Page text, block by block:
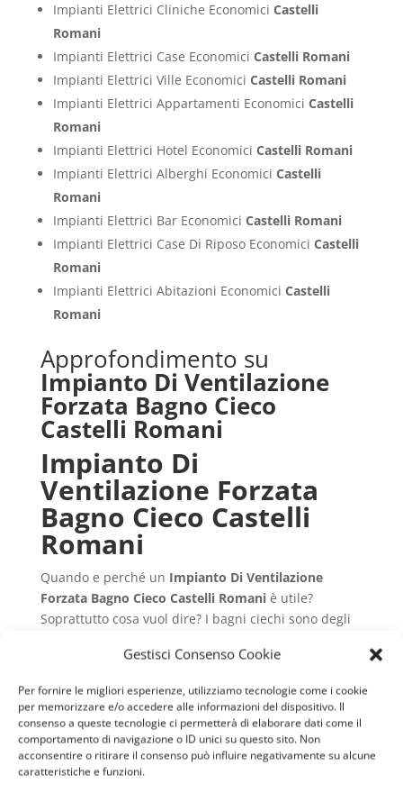
Gestisci Consenso Cookie
Per fornire le migliori esperienze, utilizziamo tecnologie come i cookie
per memorizzare e/o accedere alle informazioni del dispositivo. Il
consenso a queste tecnologie ci permetterà di elaborare dati come il
comportamento di navigazione o ID unici su questo sito. Non
acconsentire o ritirare il consenso può influire negativamente su alcune
caratteristiche e funzioni.
Impianti Elettrici Cliniche Economici Castelli
Romani
Impianti Elettrici Case Economici Castelli Romani
Impianti Elettrici Ville Economici Castelli Romani
Impianti Elettrici Appartamenti Economici Castelli
Romani
Impianti Elettrici Hotel Economici Castelli Romani
Impianti Elettrici Alberghi Economici Castelli
Romani
Impianti Elettrici Bar Economici Castelli Romani
Impianti Elettrici Case Di Riposo Economici Castelli
Romani
Impianti Elettrici Abitazioni Economici Castelli
Romani
Approfondimento su
Impianto Di Ventilazione
Forzata Bagno Cieco
Castelli Romani
Impianto Di
Ventilazione Forzata
Bagno Cieco Castelli
Romani
Quando e perché un Impianto Di Ventilazione
Forzata Bagno Cieco Castelli Romaniè utile?
Soprattutto cosa vuol dire? I bagni ciechi sono degli
permettere una corretta areazione interna. Spesso si
molto utilizzati.
I bagni di servizio, ad esempio, sono piccoli ma
funzionali e il più delle volte sono sprovvisti di
aperture per la ventilazione. Spesso li ritroviamo in